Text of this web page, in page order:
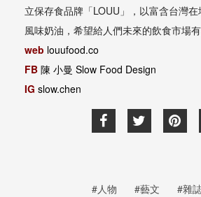
立保存食品牌「LOUU」，以富含台灣
風味奶油，希望給人們未來的飲食市場有
web louufood.co
FB 陳 小曼 Slow Food Design
IG slow.chen
#人物 #藝文 #雜